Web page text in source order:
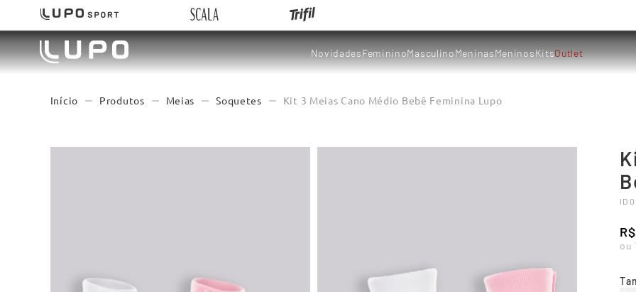
NovidadesFemininoMasculinoMeninasMeninosKitsOutlet
Produtos Meias Soquetes Kit 3 Meias Cano Médio Bebê Feminina Lupo
ID
R$
ou